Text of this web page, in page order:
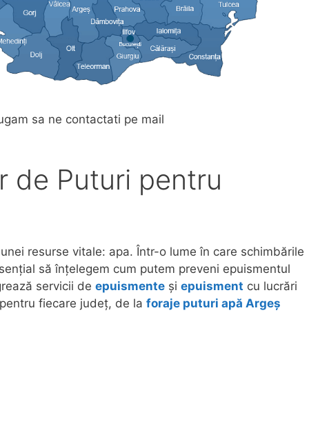
sa ne contactati pe mail
de Puturi pentru
resurse vitale: apa. Într-o lume în care schimbările
să înțelegem cum putem preveni epuismentul
servicii de epuismente și epuisment cu lucrări
fiecare județ, de la foraje puturi apă Argeș